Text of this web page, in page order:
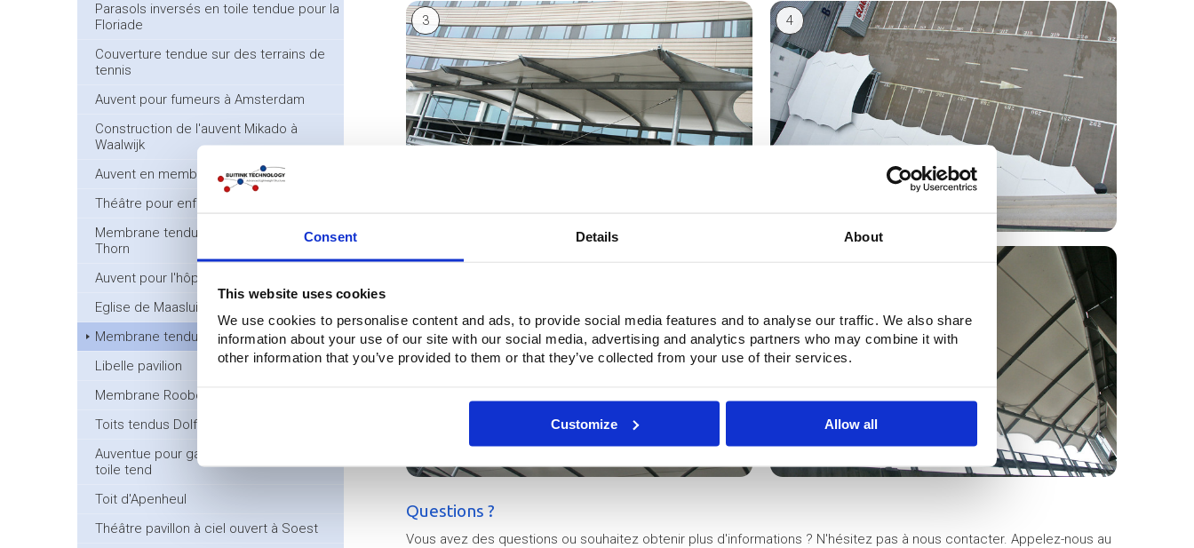
Consent Details About
This website uses cookies
We use cookies to personalise content and ads, to provide social media features and to analyse our traffic. We also share
information about your use of our site with our social media, advertising and analytics partners who may combine it with
other information that you’ve provided to them or that they’ve collected from your use of their services.
Customize Allow all
Parasols inversés en toile tendue pour la
Floriade
Couverture tendue sur des terrains de
tennis
Auvent pour fumeurs à Amsterdam
Construction de l'auvent Mikado à
Waalwijk
Auvent en membrane pour ZEP
Théâtre pour enfants
Membrane tendue semi-permanente à
Thorn
Auvent pour l'hôpital de Deventer
Eglise de Maasluis en membrane tendue
Membrane tendue pour le brain gate
Libelle pavilion
Membrane Roobol
Toits tendus Dolfinarium
Auventue pour garage automobile en
toile tend
Toit d'Apenheul
Théâtre pavillon à ciel ouvert à Soest
3 4
5
Questions ?
Vous avez des questions ou souhaitez obtenir plus d'informations ? N'hésitez pas à nous contacter. Appelez-nous au